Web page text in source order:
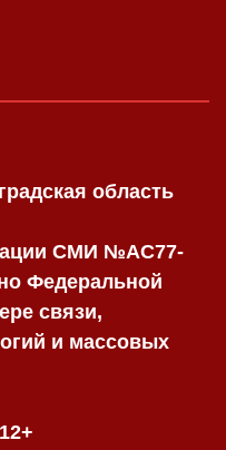
область
СМИ №AC77-
Федеральной
связи,
и массовых